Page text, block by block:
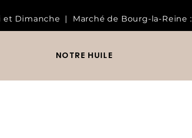
et Dimanche | Marché de Bourg-la-Reine :
NOTRE HUILE